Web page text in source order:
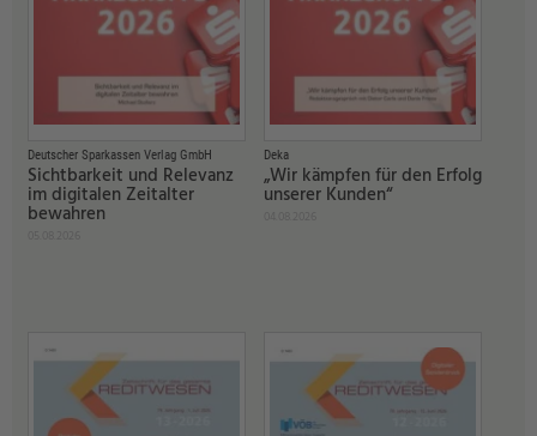
Deutscher Sparkassen Verlag GmbH
Sichtbarkeit und Relevanz
im digitalen Zeitalter
bewahren
Deka
„Wir kämpfen für den Erfolg
unserer Kunden“